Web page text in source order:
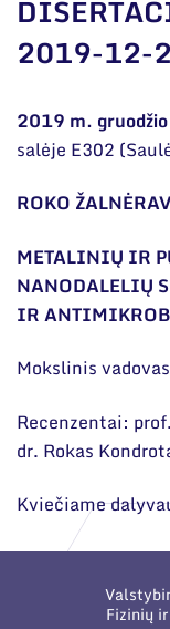
2019-12-
2019 m.
salėje E302
ROKO
METALINIŲ IR
NANODALELIŲ
IR
Mokslinis
Recenzentai:
dr. Rokas
Kviečiame
Fizinių